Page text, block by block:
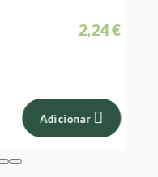
2,24 €
Adicionar